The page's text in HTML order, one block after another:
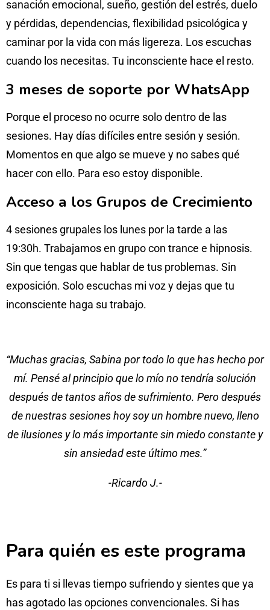
sanación emocional, sueño, gestión del estrés, duelo
y pérdidas, dependencias, flexibilidad psicológica y
caminar por la vida con más ligereza. Los escuchas
cuando los necesitas. Tu inconsciente hace el resto.
3 meses de soporte por WhatsApp
Porque el proceso no ocurre solo dentro de las
sesiones. Hay días difíciles entre sesión y sesión.
Momentos en que algo se mueve y no sabes qué
hacer con ello. Para eso estoy disponible.
Acceso a los Grupos de Crecimiento
4 sesiones grupales los lunes por la tarde a las
19:30h. Trabajamos en grupo con trance e hipnosis.
Sin que tengas que hablar de tus problemas. Sin
exposición. Solo escuchas mi voz y dejas que tu
inconsciente haga su trabajo.
“Muchas gracias, Sabina por todo lo que has hecho por
mí. Pensé al principio que lo mío no tendría solución
después de tantos años de sufrimiento. Pero después
de nuestras sesiones hoy soy un hombre nuevo, lleno
de ilusiones y lo más importante sin miedo constante y
sin ansiedad este último mes.”
-Ricardo J.-
Para quién es este programa
Es para ti si llevas tiempo sufriendo y sientes que ya
has agotado las opciones convencionales. Si has